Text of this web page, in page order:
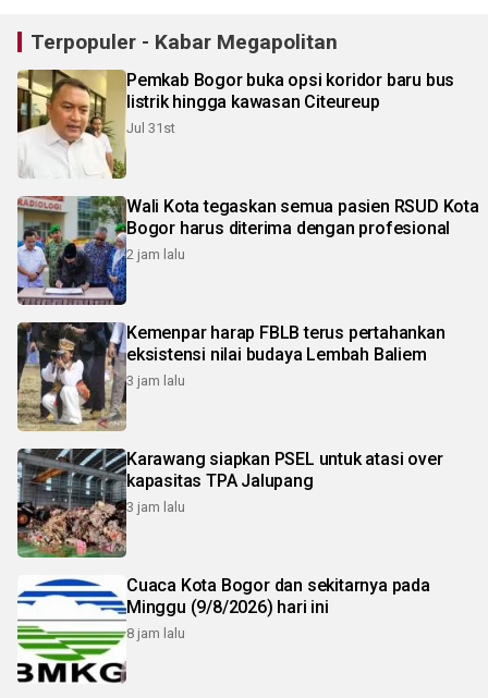
Terpopuler - Kabar Megapolitan
Pemkab Bogor buka opsi koridor baru bus
listrik hingga kawasan Citeureup
Jul 31st
Wali Kota tegaskan semua pasien RSUD Kota
Bogor harus diterima dengan profesional
2 jam lalu
Kemenpar harap FBLB terus pertahankan
eksistensi nilai budaya Lembah Baliem
3 jam lalu
Karawang siapkan PSEL untuk atasi over
kapasitas TPA Jalupang
3 jam lalu
Cuaca Kota Bogor dan sekitarnya pada
Minggu (9/8/2026) hari ini
8 jam lalu